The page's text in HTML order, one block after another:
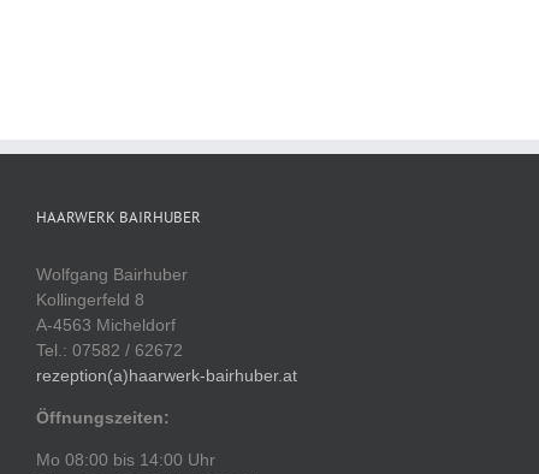
HAARWERK BAIRHUBER
Wolfgang Bairhuber
Kollingerfeld 8
A-4563 Micheldorf
Tel.: 07582 / 62672
rezeption(a)haarwerk-bairhuber.at
Öffnungszeiten:
Mo 08:00 bis 14:00 Uhr